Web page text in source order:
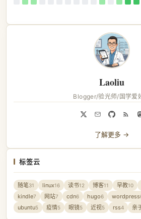
Laoliu
Blogger/验光师/国学爱
了解更多 →
标签云
随笔31 linux16 读书12 博客11 早教10
kindle7 网站7 cdn6 hugo6 wordpress
ubuntu5 疫情5 眼镜5 近视5 rss4 亲